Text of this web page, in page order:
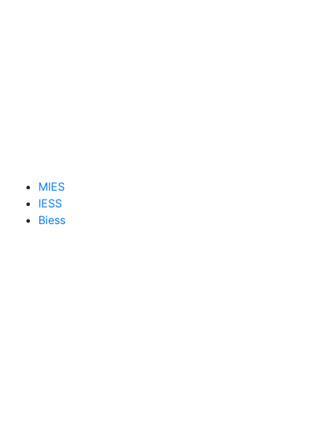
MIES
IESS
Biess